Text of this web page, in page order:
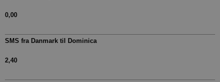
0,00
SMS fra Danmark til Dominica
2,40